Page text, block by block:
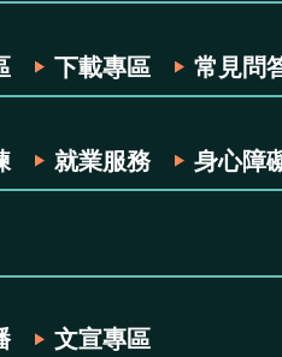
下載專區 常見問
就業服務 身心障
文宣專區